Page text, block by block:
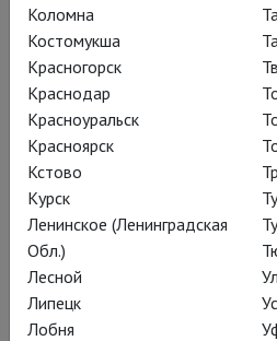
Глобус: Ричард II
Коломна
Костомукша
Красногорск
Краснодар
Красноуральск
Красноярск
Кстово
Курск
Ленинское (Ленинградская
Обл.)
Лесной
Липецк
Лобня